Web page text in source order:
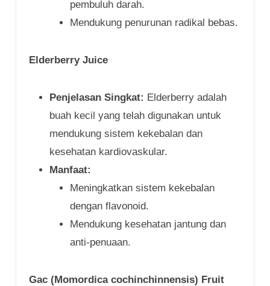
pembuluh darah.
Mendukung penurunan radikal bebas.
Elderberry Juice
Penjelasan Singkat: Elderberry adalah
buah kecil yang telah digunakan untuk
mendukung sistem kekebalan dan
kesehatan kardiovaskular.
Manfaat:
Meningkatkan sistem kekebalan
dengan flavonoid.
Mendukung kesehatan jantung dan
anti-penuaan.
Gac (Momordica cochinchinnensis) Fruit